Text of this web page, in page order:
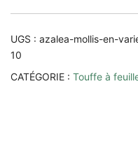
UGS : azalea-mollis-en-
10
CATÉGORIE : Touffe à